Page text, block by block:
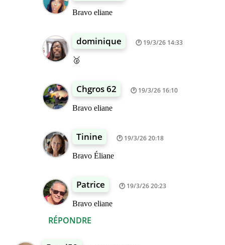
RÉPONDRE
Bravo eliane
dominique 19/3/26 14:33
🥈
Chgros 62 19/3/26 16:10
Bravo eliane
Tinine 19/3/26 20:18
Bravo Éliane
Patrice 19/3/26 20:23
Bravo eliane